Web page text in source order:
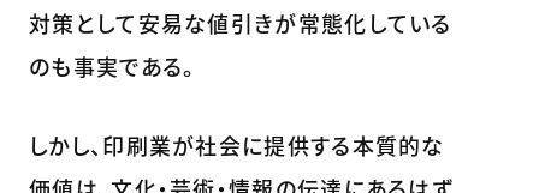
対策として安易な値引きが常態化している
のも事実である。
しかし、印刷業が社会に提供する本質的な